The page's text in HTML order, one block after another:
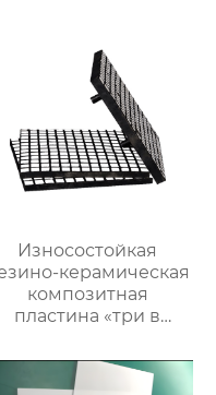
Износостойкая
керамическая
композитная
пластина «три в